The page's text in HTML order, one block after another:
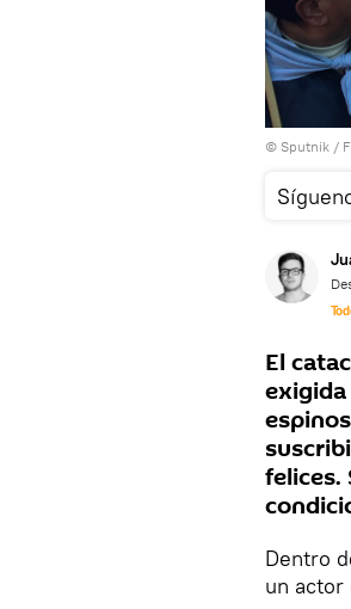
© Sputnik /
El
felices.
Dentro
un actor